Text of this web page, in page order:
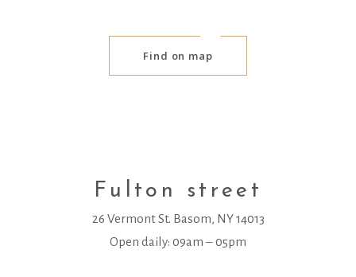
Find on map
Fulton street
26 Vermont St. Basom, NY 14013
Open daily: 09am ‒ 05pm